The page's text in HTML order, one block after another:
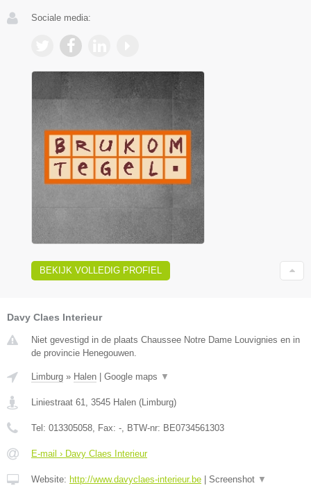
Sociale media:
BEKIJK VOLLEDIG PROFIEL
Davy Claes Interieur
Niet gevestigd in de plaats Chaussee Notre Dame Louvignies en in
de provincie Henegouwen.
Limburg » Halen Google maps ▼
Liniestraat 61, 3545 Halen (Limburg)
Tel: 013305058, Fax: -, BTW-nr: BE0734561303
E-mail › Davy Claes Interieur
Website: http://www.davyclaes-interieur.be Screenshot ▼